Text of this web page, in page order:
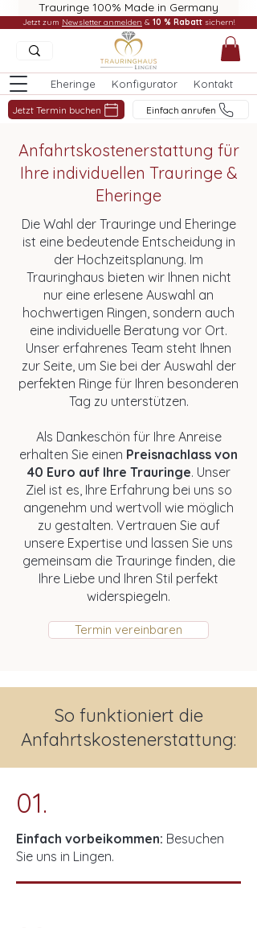
Trauringe 100% Made in Germany
Eheringe Konfigurator Kontakt
Jetzt Termin buchen Einfach anrufen
Jetzt zum Newsletter anmelden & 10 % Rabatt sichern!
Anfahrtskostenerstattung für
Ihre individuellen Trauringe &
Eheringe
Die Wahl der Trauringe und Eheringe
ist eine bedeutende Entscheidung in
der Hochzeitsplanung. Im
Trauringhaus bieten wir Ihnen nicht
nur eine erlesene Auswahl an
hochwertigen Ringen, sondern auch
eine individuelle Beratung vor Ort.
Unser erfahrenes Team steht Ihnen
zur Seite, um Sie bei der Auswahl der
perfekten Ringe für Ihren besonderen
Tag zu unterstützen.
Als Dankeschön für Ihre Anreise
erhalten Sie einen Preisnachlass von
40 Euro auf Ihre Trauringe. Unser
Ziel ist es, Ihre Erfahrung bei uns so
angenehm und wertvoll wie möglich
zu gestalten. Vertrauen Sie auf
unsere Expertise und lassen Sie uns
gemeinsam die Trauringe finden, die
Ihre Liebe und Ihren Stil perfekt
widerspiegeln.
Termin vereinbaren
So funktioniert die
Anfahrtskostenerstattung:
01.
Einfach vorbeikommen: Besuchen
Sie uns in Lingen.